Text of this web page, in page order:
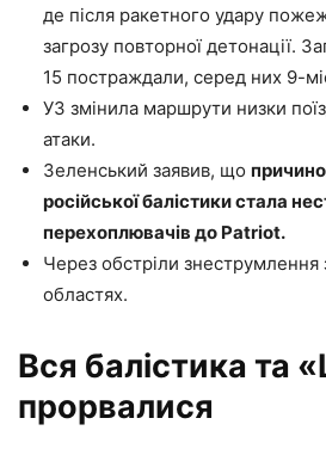
де після ракетного удару
загрозу повторної детонації.
15 постраждали, серед них 9-
УЗ змінила маршрути низки
атаки.
Зеленський заявив, що
російської балістики стала
перехоплювачів до Patriot.
Через обстріли знеструмлення
областях.
Вся балістика та
прорвалися